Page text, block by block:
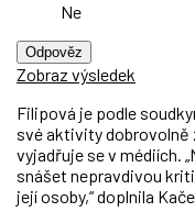
Ne
Odpověz
Zobraz výsledek
Filipová je podle
své aktivity dobrovolně
vyjadřuje se v médiích.
snášet nepravdivou
její osoby,“ doplnila